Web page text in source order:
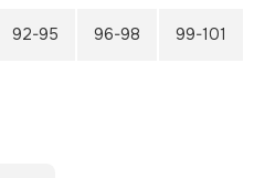
92-95 96-98 99-101